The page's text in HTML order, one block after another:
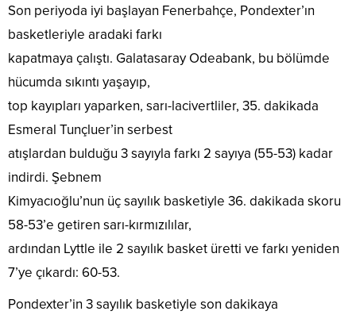
Son periyoda iyi başlayan Fenerbahçe, Pondexter’ın
basketleriyle aradaki farkı
kapatmaya çalıştı. Galatasaray Odeabank, bu bölümde
hücumda sıkıntı yaşayıp,
top kayıpları yaparken, sarı-lacivertliler, 35. dakikada
Esmeral Tunçluer’in serbest
atışlardan bulduğu 3 sayıyla farkı 2 sayıya (55-53) kadar
indirdi. Şebnem
Kimyacıoğlu’nun üç sayılık basketiyle 36. dakikada skoru
58-53’e getiren sarı-kırmızılılar,
ardından Lyttle ile 2 sayılık basket üretti ve farkı yeniden
7’ye çıkardı: 60-53.
Pondexter’in 3 sayılık basketiyle son dakikaya